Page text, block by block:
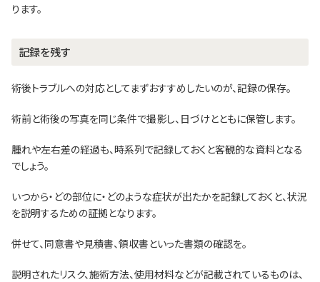
ります。
記録を残す
術後トラブルへの対応としてまずおすすめしたいのが、記録の保存。
術前と術後の写真を同じ条件で撮影し、日づけとともに保管します。
腫れや左右差の経過も、時系列で記録しておくと客観的な資料となる
でしょう。
いつから・どの部位に・どのような症状が出たかを記録しておくと、状況
を説明するための証拠となります。
併せて、同意書や見積書、領収書といった書類の確認を。
説明されたリスク、施術方法、使用材料などが記載されているものは、